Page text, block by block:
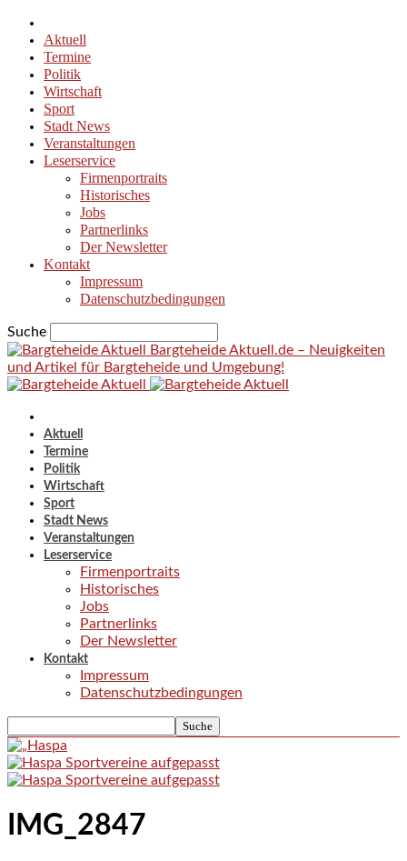
Aktuell
Termine
Politik
Wirtschaft
Sport
Stadt News
Veranstaltungen
Leserservice
Firmenportraits
Historisches
Jobs
Partnerlinks
Der Newsletter
Kontakt
Impressum
Datenschutzbedingungen
Suche
Bargteheide Aktuell.de – Neuigkeiten
und Artikel für Bargteheide und Umgebung!
Aktuell
Termine
Politik
Wirtschaft
Sport
Stadt News
Veranstaltungen
Leserservice
Firmenportraits
Historisches
Jobs
Partnerlinks
Der Newsletter
Kontakt
Impressum
Datenschutzbedingungen
IMG_2847